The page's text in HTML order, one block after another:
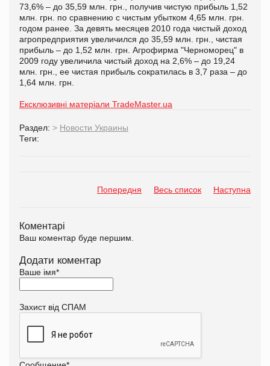
73,6% – до 35,59 млн. грн., получив чистую прибыль 1,52
млн. грн. по сравнению с чистым убытком 4,65 млн. грн.
годом ранее. За девять месяцев 2010 года чистый доход
агропредприятия увеличился до 35,59 млн. грн., чистая
прибыль – до 1,52 млн. грн. Агрофирма "Черноморец" в
2009 году увеличила чистый доход на 2,6% – до 19,24
млн. грн., ее чистая прибыль сократилась в 3,7 раза – до
1,64 млн. грн.
Ексклюзивні матеріали TradeMaster.ua
Раздел: > Новости Украины
Теги:
Попередня Весь список Наступна
Коментарі
Ваш коментар буде першим.
Додати коментар
Ваше імя*
Захист від СПАМ